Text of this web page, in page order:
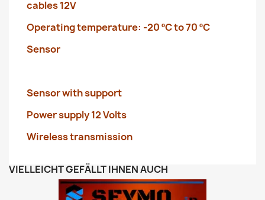
cables 12V
Operating temperature: -20 ºC to 70 ºC
Sensor
Sensor with support
Power supply 12 Volts
Wireless transmission
VIELLEICHT GEFÄLLT IHNEN AUCH